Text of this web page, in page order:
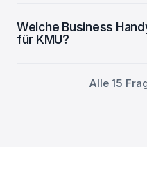
Welche Business
für KMU?
Alle 15